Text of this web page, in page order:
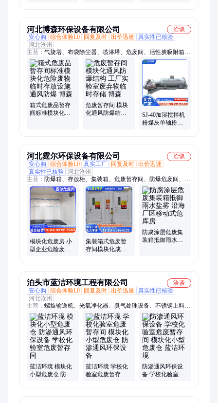
河北博森环保设备有限公司
洽谈
安心购
综合体验L0 回复及时 出价迅速
真实性已核验
河北沧州
主营： 气旋塔、布袋除尘器、喷淋塔、危废间、活性炭吸附箱、
净化器、催化燃烧设备、焊烟机、离心风机、螺旋输送机、废气
检测仪、电焊吸尘器、厨房排烟箱、滤筒除尘器、均匀给料机、
耐酸碱净化塔、废气处理设备、voc在线监测设备、除尘布袋、
除尘骨架、打磨平台、移动焊烟净化器、厨房油烟净化器
箱式危废品暂存
间标准模块化危
危废暂存间 模块
化通风防爆结构
SJ-40加湿搅拌机
粉煤灰单轴粉尘
河北霆尔环保设备有限公司
洽谈
安心购
综合体验L0 真实工厂 回复及时 出价迅速
真实性已核验 河北沧州
主营： 防爆箱、存放柜、集装箱、危废暂存间、防爆危废间、危
废库、危废间、环保危废间、危废箱、危废暂存库、液废暂存
间、危废储存间、危废临时贮存间、固废暂存间、危废柜、危险
废物贮存间、危险废物暂存间、危废仓库、可移动危废房、汽修
厂危废间、危废暂存室、危废储存柜、危废处理间、移动式仓库
模块化危废房 小
型企业危险废物
集装箱式危废暂
存间模块化成品
防腐涂层危废集
装箱抵御雨水盐
泊头市蓝洁环境工程有限公司
洽谈
安心购
综合体验L0 回复及时 出价迅速
真实性已核验
河北沧州
主营： 螺旋输送机、光氧净化器、臭气处理设备、不锈钢上料
机、废气处理设备、催化燃烧设备、废气治理设备
蓝洁环境 模块化
小型危废仓 防渗
蓝洁环境 学校化
验室危废暂存间
防渗通风环保设
备 学校化验室危